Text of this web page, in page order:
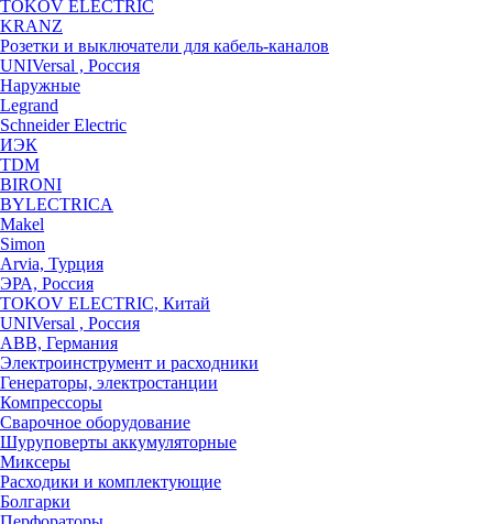
TOKOV ELECTRIC
KRANZ
Розетки и выключатели для кабель-каналов
UNIVersal , Россия
Наружные
Legrand
Schneider Electric
ИЭК
TDM
BIRONI
BYLECTRICA
Makel
Simon
Arvia, Турция
ЭРА, Россия
TOKOV ELECTRIC, Китай
UNIVersal , Россия
ABB, Германия
Электроинструмент и расходники
Генераторы, электростанции
Компрессоры
Сварочное оборудование
Шуруповерты аккумуляторные
Миксеры
Расходики и комплектующие
Болгарки